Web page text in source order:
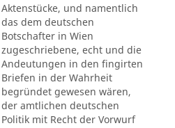
Aktenstücke, und namentlich
das dem deutschen
Botschafter in Wien
zugeschriebene, echt und die
Andeutungen in den fingirten
Briefen in der Wahrheit
begründet gewesen wären,
der amtlichen deutschen
Politik mit Recht der Vorwurf